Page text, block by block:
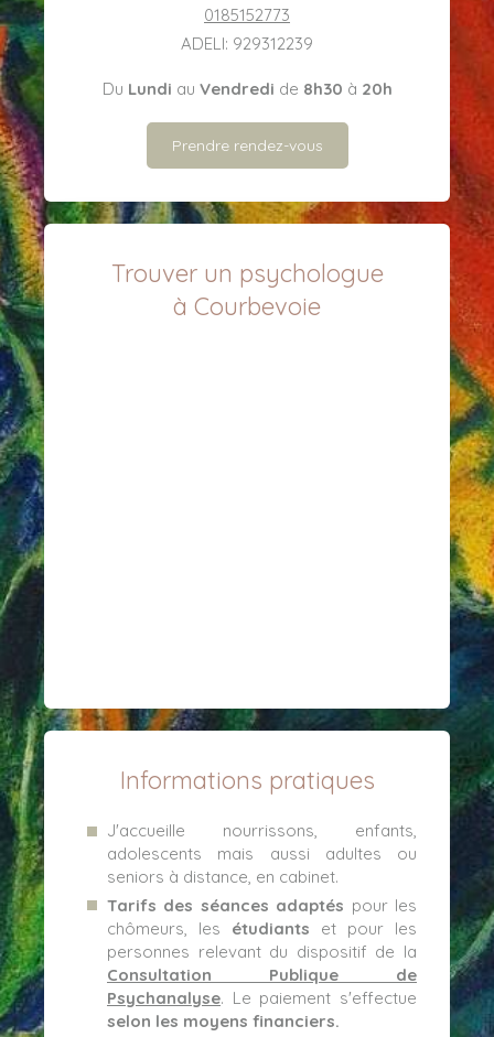
0185152773
ADELI: 929312239
Du Lundi au Vendredi de 8h30 à 20h
Prendre rendez-vous
Trouver un psychologue
à Courbevoie
Informations pratiques
J'accueille nourrissons, enfants,
adolescents mais aussi adultes ou
seniors à distance, en cabinet.
Tarifs des séances adaptés pour les
chômeurs, les étudiants et pour les
personnes relevant du dispositif de la
Consultation Publique de
Psychanalyse. Le paiement s'effectue
selon les moyens financiers.